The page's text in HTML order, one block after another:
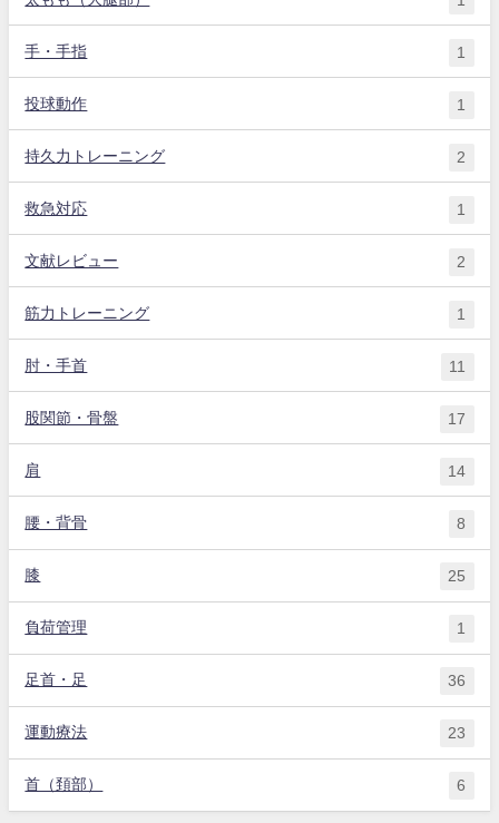
手・手指 1
投球動作 1
持久力トレーニング 2
救急対応 1
文献レビュー 2
筋力トレーニング 1
肘・手首 11
股関節・骨盤 17
肩 14
腰・背骨 8
膝 25
負荷管理 1
足首・足 36
運動療法 23
首（頚部） 6